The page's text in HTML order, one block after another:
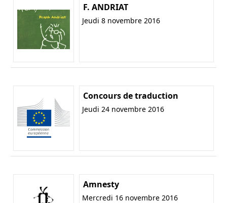
F. ANDRIAT
Jeudi 8 novembre 2016
Concours de traduction
Jeudi 24 novembre 2016
Amnesty
Mercredi 16 novembre 2016